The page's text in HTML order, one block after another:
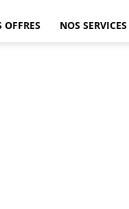
OFFRES NOS SERVICES